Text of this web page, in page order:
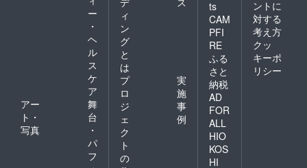
ー
・
ヘ
ル
ス
ケ
ア
アー
ト・
写真
舞
台
・
パ
フ
ィ
ン
グ
と
は
プ
ロ
ジ
ェ
ク
ト
の
実
施
事
例
ts
CAM
PFI
RE
ふる
さと
納税
AD
FOR
ALL
HIO
KOS
HI
ントに
対する
考え方
クッ
キーポ
リシー